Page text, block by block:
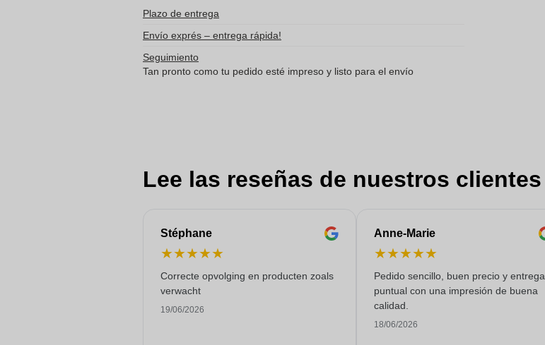
Plazo de entrega
Envío exprés – entrega rápida!
Seguimiento
Tan pronto como tu pedido esté impreso y listo para el envío
Lee las reseñas de nuestros clientes
Stéphane
★★★★★
Correcte opvolging en producten zoals
verwacht
19/06/2026
Anne-Marie
★★★★★
Pedido sencillo, buen precio y entrega
puntual con una impresión de buena
calidad.
18/06/2026